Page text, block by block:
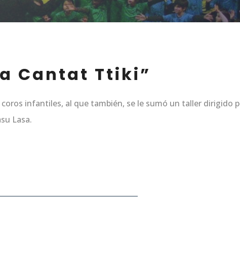
Cantat Ttiki”
infantiles, al que también, se le sumó un taller dirigido
Lasa.